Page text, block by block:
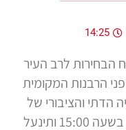
14:25
הבחירות לרב העיר
הרבנות המקומית
הדתי והציבורי של
העיר המתפתחת. ההצבעה תחל בשעה 15:00 ותינעל